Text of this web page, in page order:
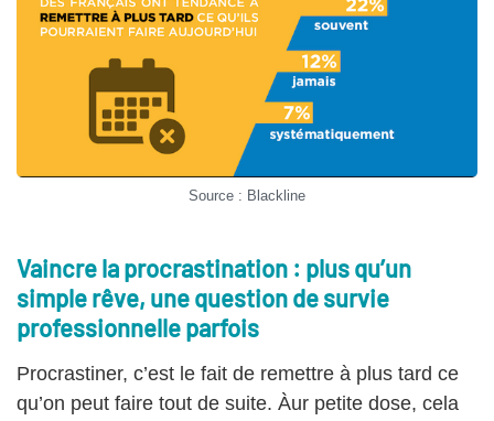
Source : Blackline
Vaincre la procrastination : plus qu’un
simple rêve, une question de survie
professionnelle parfois
Procrastiner, c’est le fait de remettre à plus tard ce
qu’on peut faire tout de suite. Àur petite dose, cela